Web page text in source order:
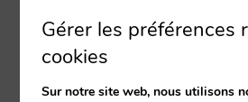
Gérer les préférences
cookies
Sur notre site web, nous utilisons